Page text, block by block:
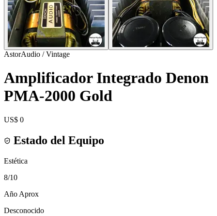
AstorAudio / Vintage
Amplificador Integrado Denon
PMA-2000 Gold
US$ 0
Estado del Equipo
Estética
8/10
Año Aprox
Desconocido